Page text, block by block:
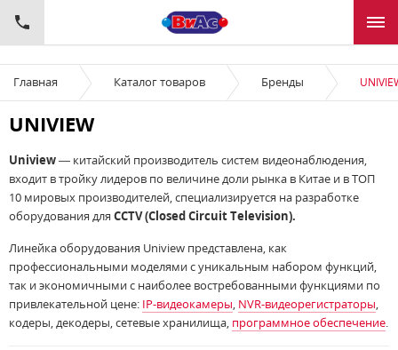
Главная Каталог товаров Бренды
UNIVIEW
Uniview— китайский производитель систем видеонаблюдения,
входит в тройку лидеров по величине доли рынка в Китае и в ТОП
10 мировых производителей, специализируется на разработке
оборудования для CCTV (Сlosed Circuit Television).
Линейка оборудования Uniview представлена, как
профессиональными моделями с уникальным набором функций,
так и экономичными с наиболее востребованными функциями по
привлекательной цене: IP-видеокамеры, NVR-видеорегистраторы,
кодеры, декодеры, сетевые хранилища, программное обеспечение.